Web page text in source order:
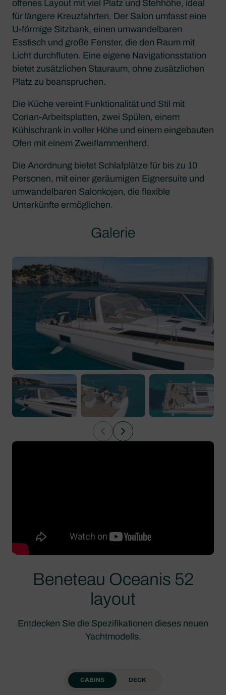
offenes Layout mit viel Platz und Stehhöhe, ideal
für längere Kreuzfahrten. Der Salon umfasst eine
U-förmige Sitzbank, einen umwandelbaren
Esstisch und große Fenster, die den Raum mit
Licht durchfluten. Eine eigene Navigationsstation
bietet zusätzlichen Stauraum, ohne zusätzlichen
Platz zu beanspruchen.
Die Küche vereint Funktionalität und Stil mit
Corian-Arbeitsplatten, zwei Spülen, einem
Kühlschrank in voller Höhe und einem eingebauten
Ofen mit einem Zweiflammenherd.
Die Anordnung bietet Schlafplätze für bis zu 10
Personen, mit einer geräumigen Eignersuite und
umwandelbaren Salonkojen, die flexible
Unterkünfte ermöglichen.
Galerie
Beneteau Oceanis 52
layout
Entdecken Sie die Spezifikationen dieses neuen
Yachtmodells.
CABINS DECK